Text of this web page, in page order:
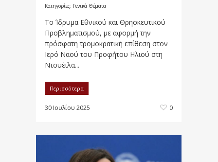
Κατηγορίες: Γενικά Θέματα
Το Ίδρυμα Εθνικού και Θρησκευτικού
Προβληματισμού, με αφορμή την
πρόσφατη τρομοκρατική επίθεση στον
Ιερό Ναού του Προφήτου Ηλιού στη
Ντουέιλα...
Περισσότερα
30 Ιουλίου 2025 0